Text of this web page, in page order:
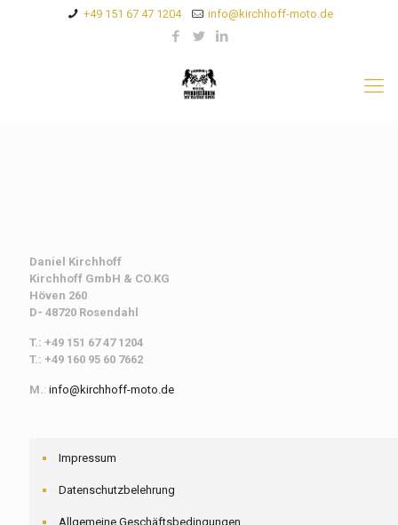
+49 151 67 47 1204 info@kirchhoff-moto.de
Daniel Kirchhoff
Kirchhoff GmbH & CO.KG
Höven 260
D- 48720 Rosendahl
T.: +49 151 67 47 1204
T.: +49 160 95 60 7662
M.: info@kirchhoff-moto.de
Impressum
Datenschutzbelehrung
Allgemeine Geschäftsbedingungen